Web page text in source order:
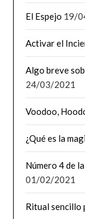
El Espejo 19/
Activar el
Algo breve
24/03/2021
Voodoo,
¿Qué es la
Número 4 de
01/02/2021
Ritual sencillo